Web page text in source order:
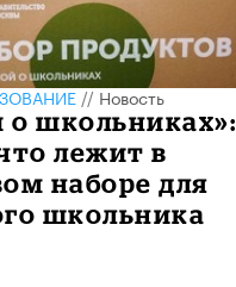
//Новость
о школьниках»:
лежит в
наборе для
школьника